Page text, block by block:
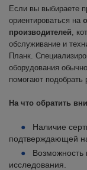
Если вы выбираете
ориентироваться на
производителей,
обслуживание и
Планк.
оборудования
помогают подобрать
На что обратить
Наличие
подтверждающей
Возможность
исследования.